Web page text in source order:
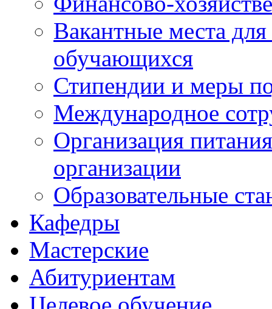
Вакантные места
обучающихся
Стипендии и меры
Международное
Организация
организации
Образовательные
Кафедры
Мастерские
Абитуриентам